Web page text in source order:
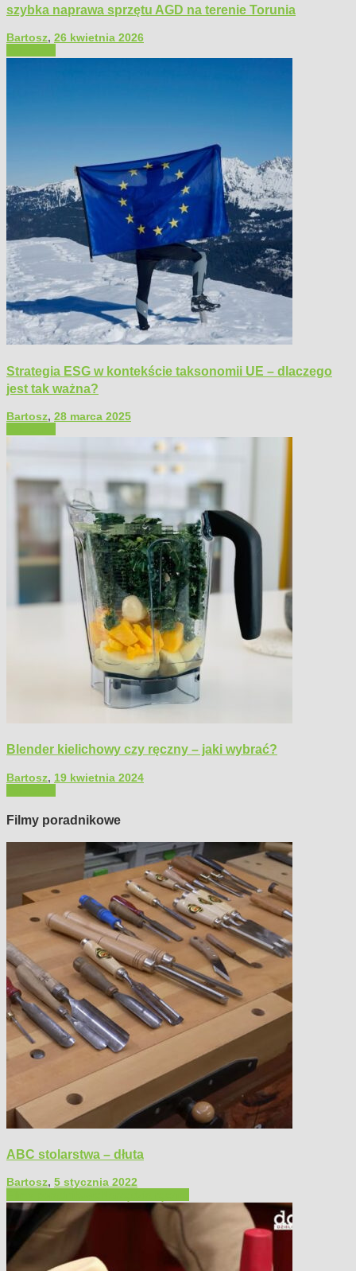
szybka naprawa sprzętu AGD na terenie Torunia
Bartosz, 26 kwietnia 2026
Strategia ESG w kontekście taksonomii UE – dlaczego
jest tak ważna?
Bartosz, 28 marca 2025
Blender kielichowy czy ręczny – jaki wybrać?
Bartosz, 19 kwietnia 2024
Filmy poradnikowe
ABC stolarstwa – dłuta
Bartosz, 5 stycznia 2022